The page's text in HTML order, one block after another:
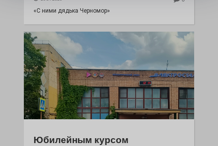
«С ними дядька Черномор»
Юбилейным курсом